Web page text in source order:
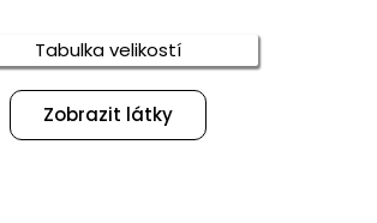
Tabulka velikostí
Zobrazit látky